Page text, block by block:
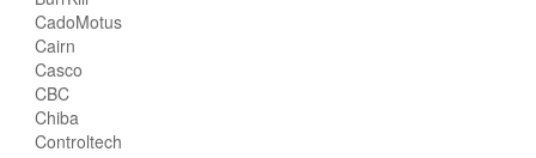
CadoMotus
Cairn
Casco
CBC
Chiba
Controltech